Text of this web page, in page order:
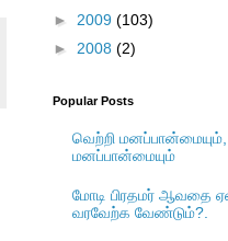
► 2009 (103)
► 2008 (2)
Popular Posts
வெற்றி
மனப்பான்மையும்
மோடி பிரதமர் ஆவதை
வரவேற்க வேண்டும்?.